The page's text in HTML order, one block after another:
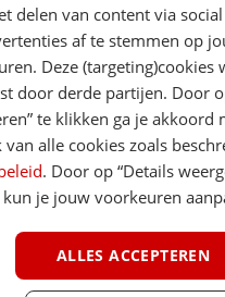
FREELIFE
delen van content via
af te stemmen op
Deze (targeting)cookies
door derde partijen. Door
te klikken ga je akkoord
van alle cookies zoals
. Door op “Details
je jouw voorkeuren
ALLES ACCEPTEREN